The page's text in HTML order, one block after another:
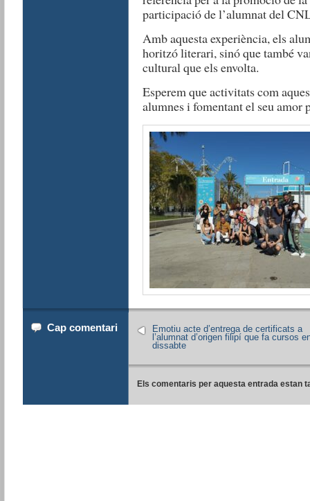
participació de l’alumnat del
Amb aquesta experiència, els
horitzó literari, sinó que també
cultural que els envolta.
Esperem que activitats com
alumnes i fomentant el seu amor
Cap comentari
Emotiu acte d’entrega de certificats a
l’alumnat d’origen filipí que fa cursos
dissabte
Els comentaris per aquesta entrada estan